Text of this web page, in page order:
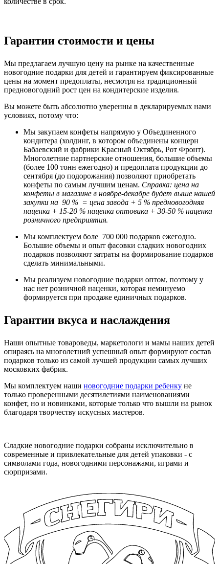
Гарантии стоимости и цены
Мы предлагаем лучшую цену на рынке на качественные
новогодние подарки для детей и гарантируем фиксированные
цены на момент предоплаты, несмотря на традиционный
предновогодний рост цен на кондитерские изделия.
Вы можете быть абсолютно уверенны в декларируемых нами
условиях, потому что:
Мы закупаем конфеты напрямую у Объединенного
кондитера (холдинг, в котором объединены концерн
Бабаевский и фабрики Красный Октябрь, Рот Фронт).
Многолетние партнерские отношения, большие объемы
(более 100 тонн ежегодно) и предоплата продукции до
сентября (до подорожания) позволяют приобретать
конфеты по самым лучшим ценам. Справка: цена на
конфеты в магазине в ноябре-декабре будет выше нашей
закупки на 90 % = цена завода + 5 % предновогодняя
наценка + 15-20 % наценка оптовика + 30-50 % наценка
розничного предприятия.
Мы комплектуем боле 700 000 подарков ежегодно.
Большие объемы и опыт фасовки сладких новогодних
подарков позволяют затраты на формирование подарков
сделать минимальными.
Мы реализуем новогодние подарки оптом, поэтому у
нас нет розничной наценки, которая неминуемо
формируется при продаже единичных подарков.
Гарантии вкуса и наслаждения
Наши опытные товароведы, маркетологи и мамы наших детей
опираясь на многолетний успешный опыт формируют состав
подарков только из самой лучшей продукции самых лучших
московких фабрик.
Мы комплектуем наши новогодние подарки ребенку не
только проверенными десятилетиями наименованиями
конфет, но и новинками, которые только что вышли на рынок
благодаря творчеству искусных мастеров.
Сладкие новогодние подарки собраны исключительно в
современные и привлекательные для детей упаковки - с
символами года, новогодними персонажами, играми и
сюрпризами.